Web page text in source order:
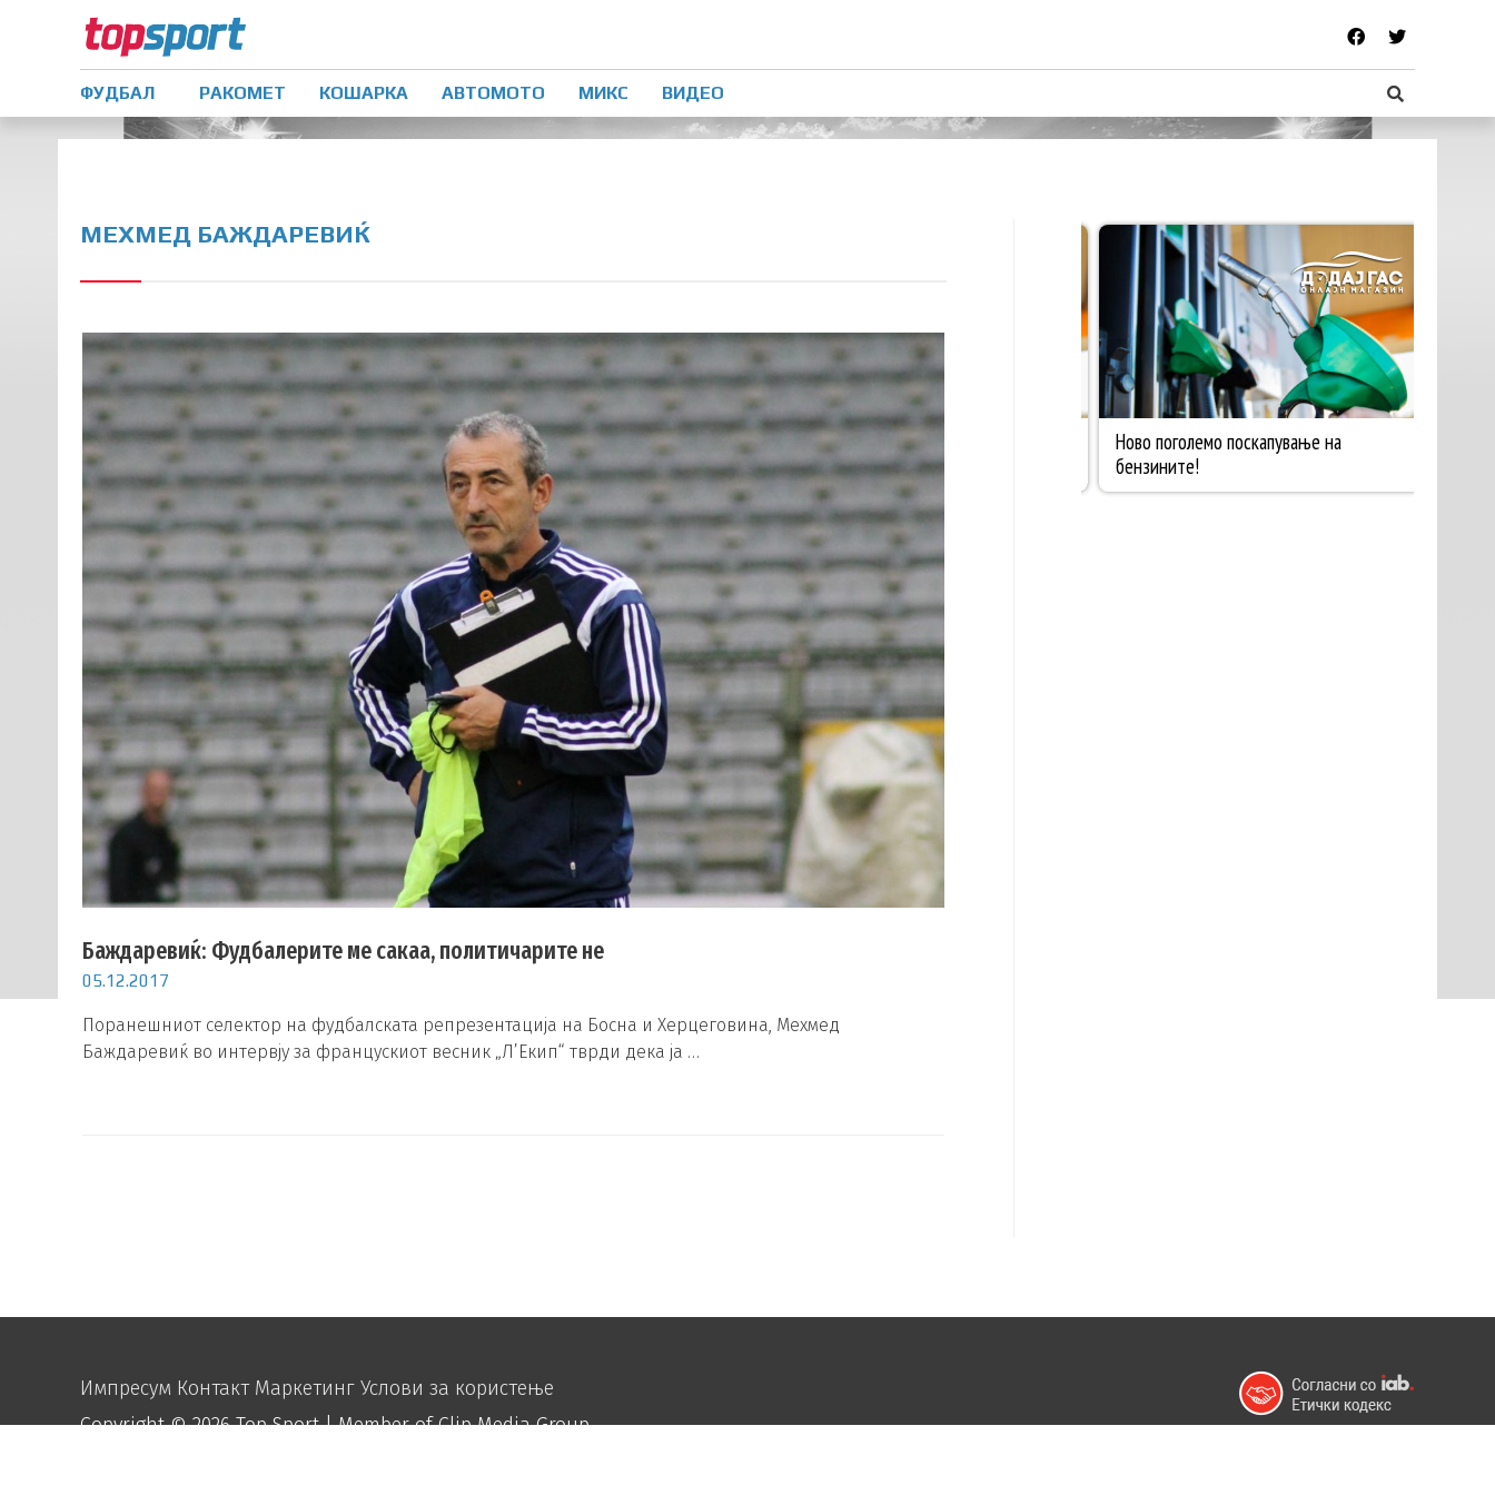
ФУДБАЛ РАКОМЕТ КОШАРКА АВТОМОТО МИКС ВИДЕО
МЕХМЕД БАЖДАРЕВИЌ
Баждаревиќ: Фудбалерите ме сакаа, политичарите не
05.12.2017
Поранешниот селектор на фудбалската репрезентација на Босна и Херцеговина, Мехмед
Баждаревиќ во интервју за францускиот весник „Л’Екип“ тврди дека ја …
Импресум Контакт Маркетинг Услови за користење
Copyright © 2026Top Sport| Member of Clip Media Group